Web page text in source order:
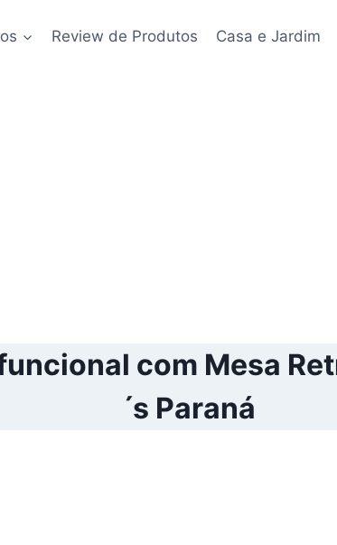
Review de Produtos Casa e Jardim
com Mesa
́s Paraná